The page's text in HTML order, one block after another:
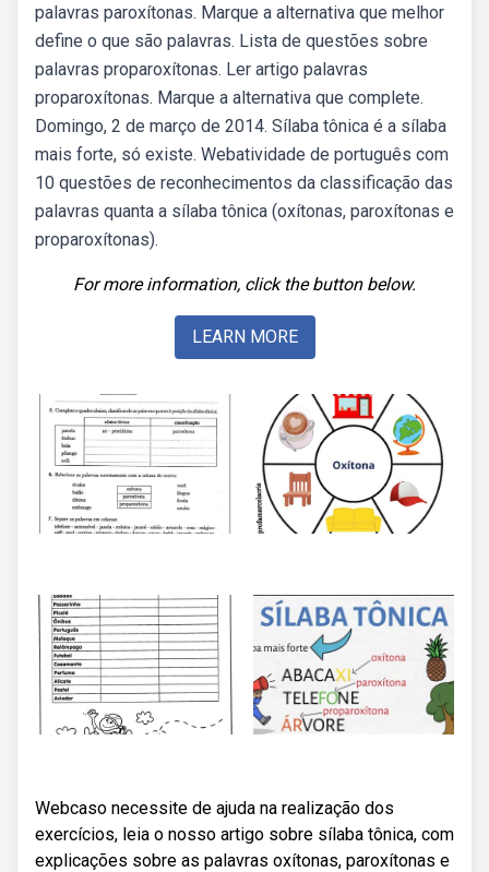
palavras paroxítonas. Marque a alternativa que melhor
define o que são palavras. Lista de questões sobre
palavras proparoxítonas. Ler artigo palavras
proparoxítonas. Marque a alternativa que complete.
Domingo, 2 de março de 2014. Sílaba tônica é a sílaba
mais forte, só existe. Webatividade de português com
10 questões de reconhecimentos da classificação das
palavras quanta a sílaba tônica (oxítonas, paroxítonas e
proparoxítonas).
For more information, click the button below.
LEARN MORE
Webcaso necessite de ajuda na realização dos
exercícios, leia o nosso artigo sobre sílaba tônica, com
explicações sobre as palavras oxítonas, paroxítonas e